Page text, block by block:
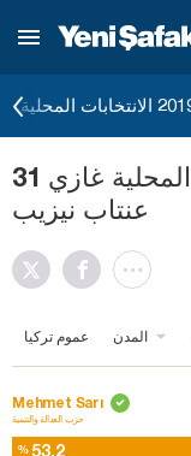
31 مارس 2019 نتائج الانتخابات المحلية غازي
عنتاب نيزيب
عموم تركيا المدن
Mehmet Sarı
حزب العدالة والتنمية
%53,2